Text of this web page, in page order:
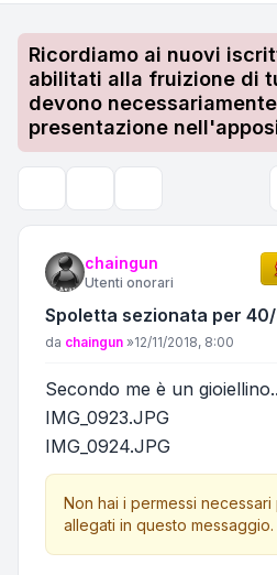
Ricordiamo ai nuovi
abilitati alla fruizione di
devono
presentazione
chaingun
Utenti onorari
Spoletta sezionata per
Messaggio
da chaingun »12/11/2018, 8:00
Secondo me è un
IMG_0923.JPG
IMG_0924.JPG
Non hai i permessi
allegati in questo messaggio.